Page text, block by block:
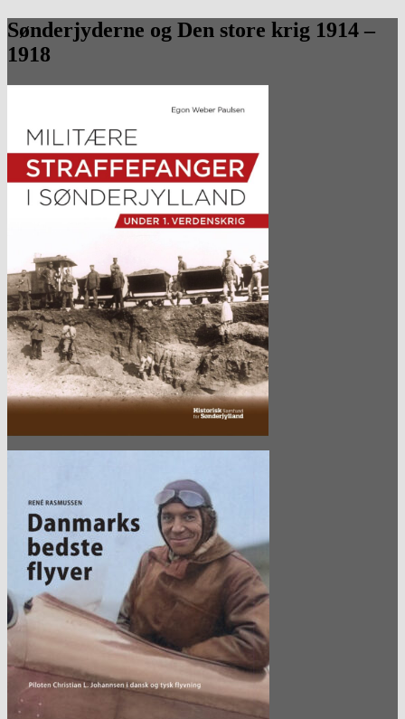
Sønderjyderne og Den store krig 1914 –
1918